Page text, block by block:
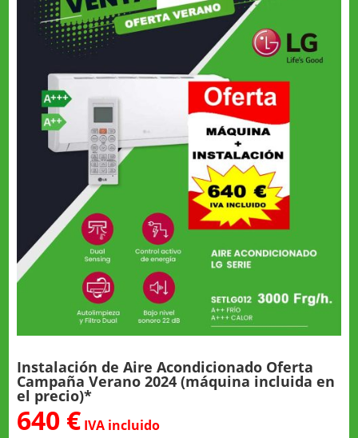
Instalación de Aire Acondicionado Oferta
Campaña Verano 2024 (máquina incluida en
el precio)*
640 € IVA incluido